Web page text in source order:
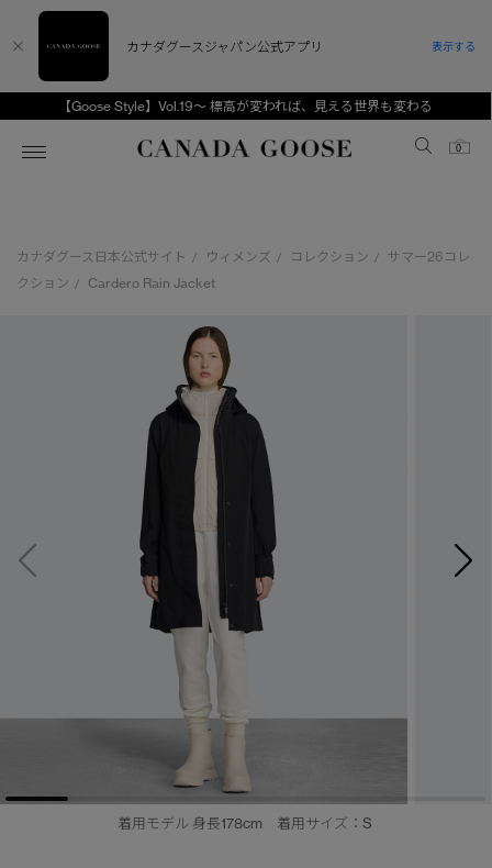
【Goose Style】Vol.19～ 標高が変われば、見える世界も変わる
Canada Goose
0
スノーグース
アンバサダー
スプリングコレクション
ウィメンズ TOP
ベストセラー
FW26コレクション
サマー 26 コレクション
サマー 26 コレクションLOOK
日本限定モデル
スノーグース
メイドインジャパンTシャツ
アウターウェア
アクセサリー
メンズ TOP
ベストセラー
FW26コレクション
サマー 26 コレクション
サマー 26 コレクションLOOK
日本限定モデル
スノーグース
メイドインジャパンTシャツ
アウターウェア
アクセサリー
キッズ TOP
ベビー（0‐24ヵ月)
キッズ（2‐7歳)
ユース（6＋歳)
コレクション
CANADA GOOSE Generationsは、アウター
ウェアの下取り・再販を通じて、長く愛される製
品の価値を受け継いでいきます。
アーカイブの希少なピースもご覧いただけます。
詳しく見る
カナダグース日本公式サイト / ウィメンズ / コレクション /
サマー26コレ
クション
/ Cardero Rain Jacket
着用モデル 身長178cm 着用サイズ：S
カナダグースジャパン公式アプリ 表示する